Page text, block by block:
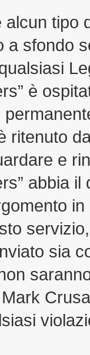
tipo
a sfondo
è
ritenuto
e
abbia
sia